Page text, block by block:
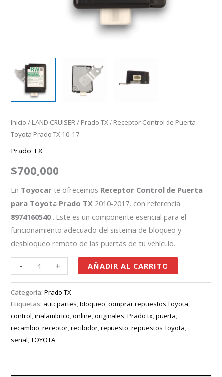
Inicio / LAND CRUISER/ Prado TX/ Receptor Control de Puerta
Toyota Prado TX 10-17
Prado TX
$700,000
En Toyocar te ofrecemos Receptor Control de Puerta
para Toyota Prado TX 2010-2017, con referencia
8974160540. Este es un componente esencial para el
funcionamiento adecuado del sistema de bloqueo y
desbloqueo remoto de las puertas de tu vehículo.
- + AÑADIR AL CARRITO
Categoría:Prado TX
Etiquetas: autopartes ,bloqueo ,comprar repuestos Toyota
control ,inalambrico ,online ,originales ,Prado tx ,puerta
recambio ,receptor ,recibidor ,repuesto ,repuestos Toyota
señal ,TOYOTA